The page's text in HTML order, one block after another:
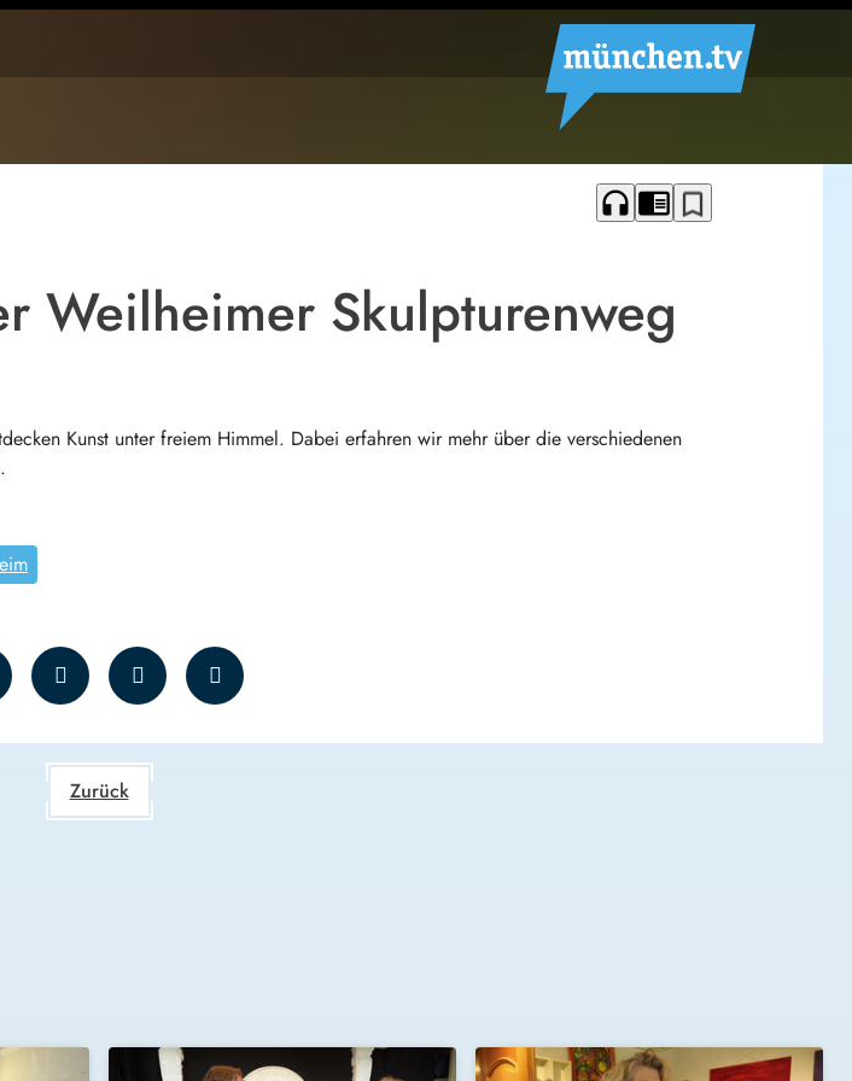
headphones chrome_reader_mode bookmark_border
Weilheimer Skulpturenweg
Kunst unter freiem Himmel. Dabei erfahren wir mehr über die verschiedenen
Zurück